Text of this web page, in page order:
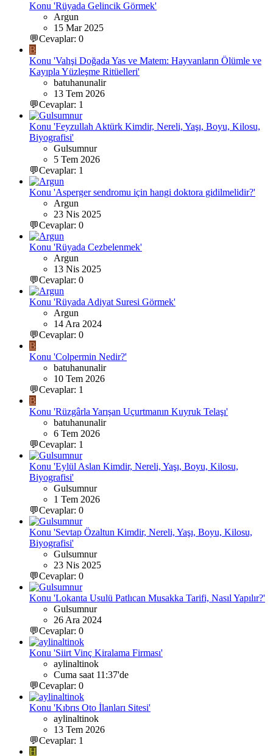
Konu 'Rüyada Gelincik Görmek'
Argun
15 Mar 2025
💬Cevaplar: 0
B
Konu 'Vahşi Doğada Yas ve Matem: Hayvanların Ölümle ve
Kayıpla Yüzleşme Ritüelleri'
batuhanunalir
13 Tem 2026
💬Cevaplar: 1
Konu 'Feyzullah Aktürk Kimdir, Nereli, Yaşı, Boyu, Kilosu,
Biyografisi'
Gulsumnur
5 Tem 2026
💬Cevaplar: 1
Konu 'Asperger sendromu için hangi doktora gidilmelidir?'
Argun
23 Nis 2025
💬Cevaplar: 0
Konu 'Rüyada Cezbelenmek'
Argun
13 Nis 2025
💬Cevaplar: 0
Konu 'Rüyada Adiyat Suresi Görmek'
Argun
14 Ara 2024
💬Cevaplar: 0
B
Konu 'Colpermin Nedir?'
batuhanunalir
10 Tem 2026
💬Cevaplar: 1
B
Konu 'Rüzgârla Yarışan Uçurtmanın Kuyruk Telaşı'
batuhanunalir
6 Tem 2026
💬Cevaplar: 1
Konu 'Eylül Aslan Kimdir, Nereli, Yaşı, Boyu, Kilosu,
Biyografisi'
Gulsumnur
1 Tem 2026
💬Cevaplar: 0
Konu 'Sevtap Özaltun Kimdir, Nereli, Yaşı, Boyu, Kilosu,
Biyografisi'
Gulsumnur
23 Nis 2025
💬Cevaplar: 0
Konu 'Lokanta Usulü Patlıcan Musakka Tarifi, Nasıl Yapılır?'
Gulsumnur
26 Ara 2024
💬Cevaplar: 0
Konu 'Siirt Vinç Kiralama Firması'
aylinaltinok
Cuma saat 11:37'de
💬Cevaplar: 0
Konu 'Kıbrıs Oto İlanları Sitesi'
aylinaltinok
13 Tem 2026
💬Cevaplar: 1
H